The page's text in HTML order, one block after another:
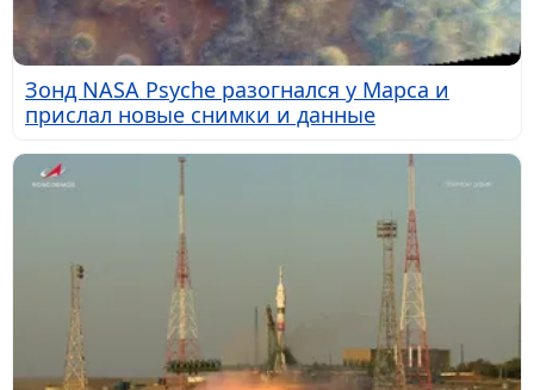
Зонд NASA Psyche разогнался у Марса и
прислал новые снимки и данные